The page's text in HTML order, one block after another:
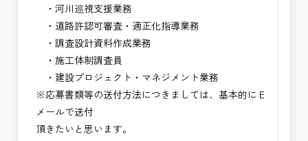
・河川巡視支援業務
・道路許認可審査・適正化指導業務
・調査設計資料作成業務
・施工体制調査員
・建設プロジェクト・マネジメント業務
※応募書類等の送付方法につきましては、基本的にＥ
メールで送付
頂きたいと思います。